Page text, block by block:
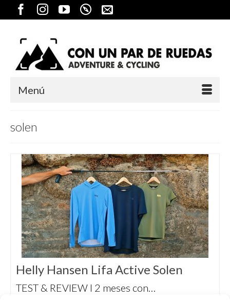
Menú
solen
Helly Hansen Lifa Active Solen
TEST & REVIEW I 2 meses con…